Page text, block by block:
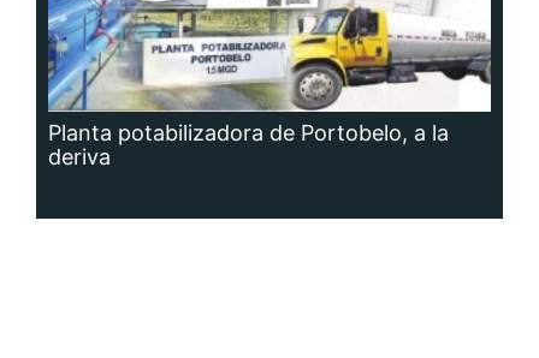
Planta potabilizadora de Portobelo, a la
deriva